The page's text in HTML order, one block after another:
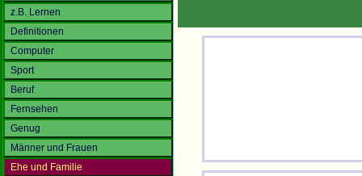
z.B. Lernen
Definitionen
Computer
Sport
Beruf
Fernsehen
Genug
Männer und Frauen
Ehe und Familie